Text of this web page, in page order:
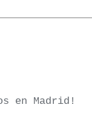
en Madrid!